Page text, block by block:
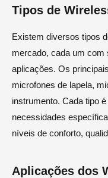
Tipos de
Existem diversos tipos
mercado, cada um
aplicações. Os
microfones de lapela,
instrumento. Cada tipo
necessidades
níveis de conforto,
Aplicações dos